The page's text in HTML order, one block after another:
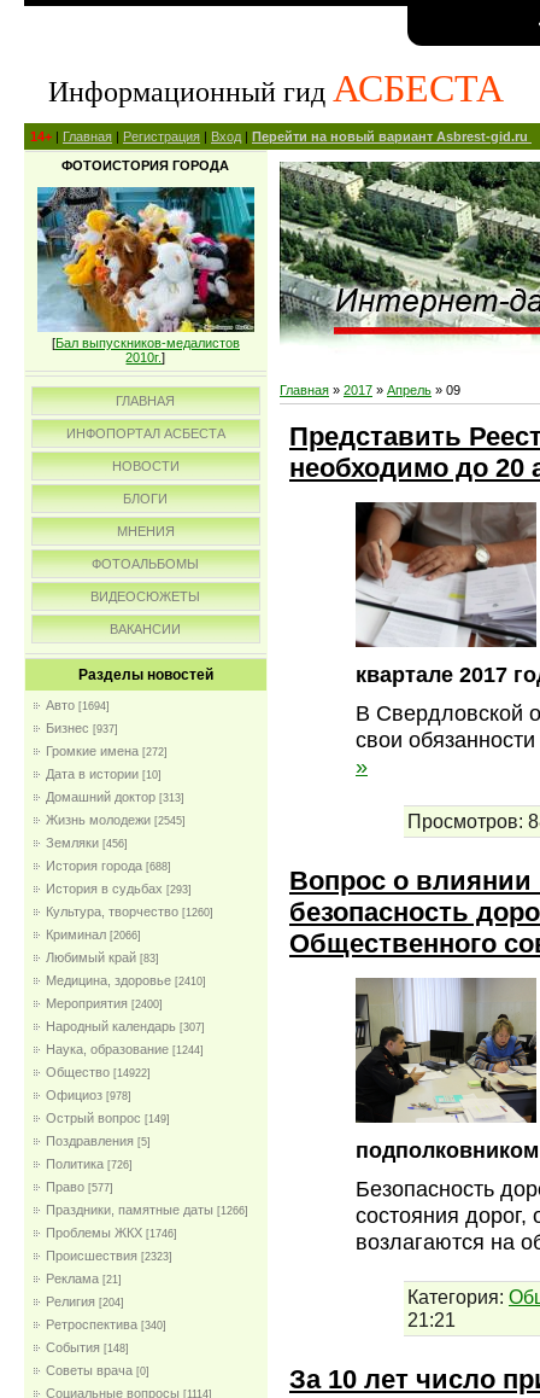
Информационный гид АСБЕСТА
14+ | Главная | Регистрация | Вход | Перейти на новый вариант Asbrest-gid.ru
ФОТОИСТОРИЯ ГОРОДА
[Бал выпускников-медалистов
2010г.]
ГЛАВНАЯ
ИНФОПОРТАЛ АСБЕСТА
НОВОСТИ
БЛОГИ
МНЕНИЯ
ФОТОАЛЬБОМЫ
ВИДЕОСЮЖЕТЫ
ВАКАНСИИ
Разделы новостей
Авто [1694]
Бизнес [937]
Громкие имена [272]
Дата в истории [10]
Домашний доктор [313]
Жизнь молодежи [2545]
Земляки [456]
История города [688]
История в судьбах [293]
Культура, творчество [1260]
Криминал [2066]
Любимый край [83]
Медицина, здоровье [2410]
Мероприятия [2400]
Народный календарь [307]
Наука, образование [1244]
Общество [14922]
Официоз [978]
Острый вопрос [149]
Поздравления [5]
Политика [726]
Право [577]
Праздники, памятные даты [1266]
Проблемы ЖКХ [1746]
Проиcшествия [2323]
Реклама [21]
Религия [204]
Ретроспектива [340]
События [148]
Советы врача [0]
Социальные вопросы [1114]
Главная » 2017 » Апрель » 09
Представить
необходимо до 20
квартале 2017
В Свердловской
свои
»
Просмотров:
Вопрос о влиянии
безопасность
Общественного
Безопасность
состояния
возлагаются на
Категория:
21:21
За 10 лет число